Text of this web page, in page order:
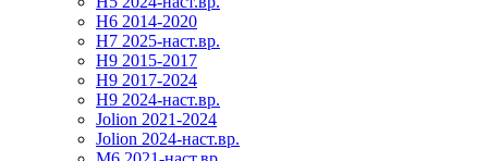
H6 2014-2020
H7 2025-наст.вр.
H9 2015-2017
H9 2017-2024
H9 2024-наст.вр.
Jolion 2021-2024
Jolion 2024-наст.вр.